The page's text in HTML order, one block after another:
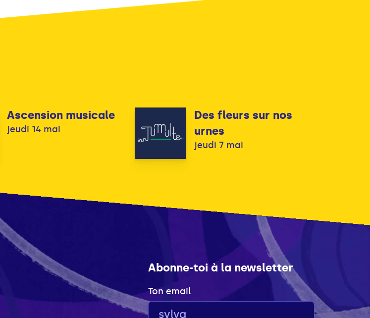
Ascension musicale
jeudi 14 mai
Des fleurs sur nos
urnes
jeudi 7 mai
Abonne-toi à la newsletter
Ton email